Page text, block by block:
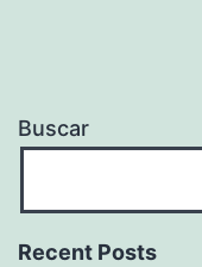
Buscar
Recent Posts